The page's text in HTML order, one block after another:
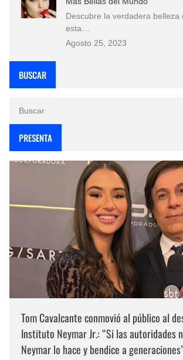
Descubre la verdadera belleza
esta…
Agosto 25, 2023
BUSCAR
PRESENTA
Tom Cavalcante conmovió al público al
Instituto Neymar Jr.: “Si las autoridades
Neymar lo hace y bendice a